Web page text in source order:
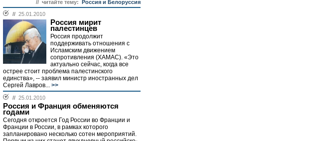
// читайте тему: Россия и Белоруссия
// 25.01.2010
Россия мирит
палестинцев
Россия продолжит
поддерживать отношения с
Исламским движением
сопротивления (ХАМАС). «Это
актуально сейчас, когда все
острее стоит проблема палестинского
единства», -- заявил министр иностранных дел
Сергей Лавров... >>
// 25.01.2010
Россия и Франция обменяются
годами
Сегодня откроется Год России во Франции и
Франции в России, в рамках которого
запланировано несколько сотен мероприятий.